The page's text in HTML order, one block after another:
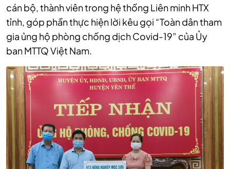
cán bộ, thành viên trong hệ thống Liên minh HTX
tỉnh, góp phần thực hiện lời kêu gọi “Toàn dân tham
gia ủng hộ phòng chống dịch Covid-19” của Ủy
ban MTTQ Việt Nam.